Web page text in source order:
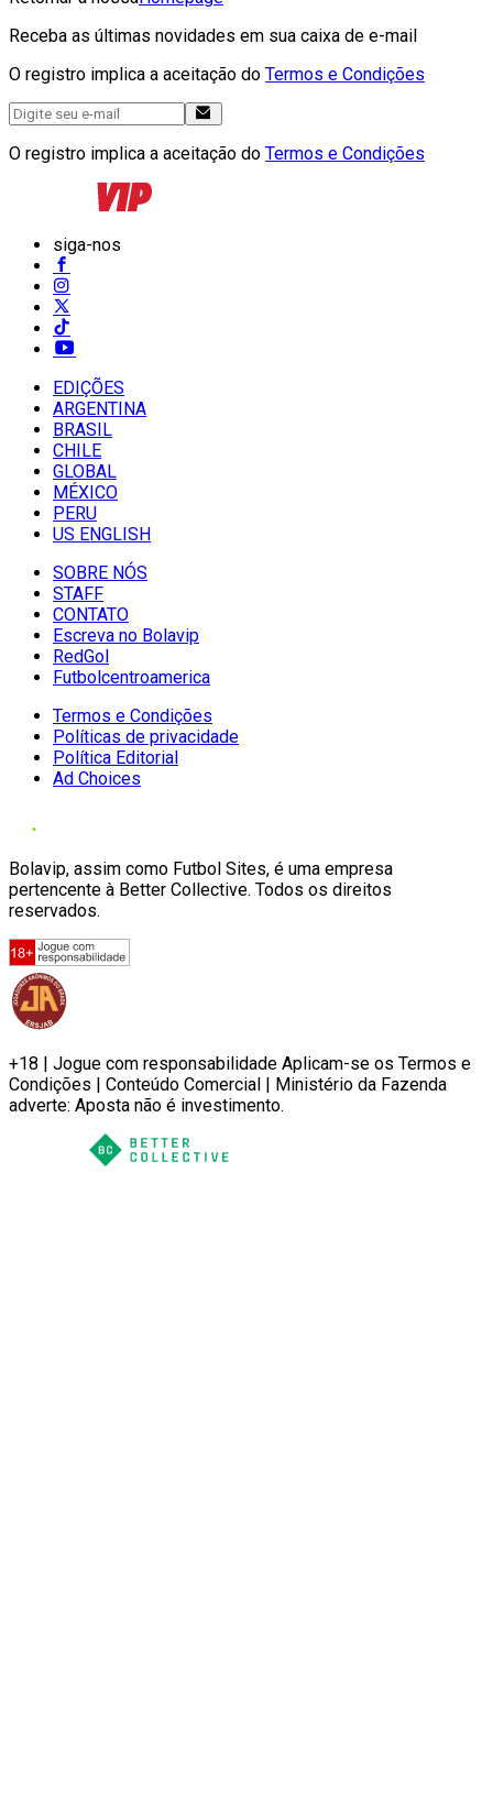
Receba as últimas novidades em sua caixa de e-mail
O registro implica a aceitação do Termos e Condições
O registro implica a aceitação do Termos e Condições
siga-nos
EDIÇÕES
ARGENTINA
BRASIL
CHILE
GLOBAL
MÉXICO
PERU
US ENGLISH
SOBRE NÓS
STAFF
CONTATO
Escreva no Bolavip
RedGol
Futbolcentroamerica
Termos e Condições
Políticas de privacidade
Política Editorial
Ad Choices
Bolavip, assim como Futbol Sites, é uma empresa
pertencente à Better Collective. Todos os direitos
reservados.
+18 | Jogue com responsabilidade Aplicam-se os Termos e
Condições | Conteúdo Comercial | Ministério da Fazenda
adverte: Aposta não é investimento.